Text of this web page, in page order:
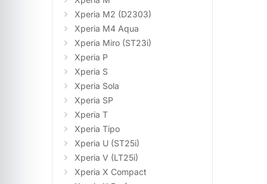
Xperia M2 (D2303)
Xperia M4 Aqua
Xperia Miro (ST23i)
Xperia P
Xperia S
Xperia Sola
Xperia SP
Xperia T
Xperia Tipo
Xperia U (ST25i)
Xperia V (LT25i)
Xperia X Compact